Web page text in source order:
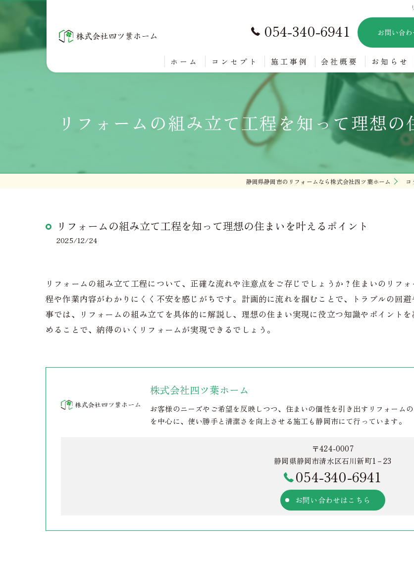
054-340-6941 お問い合
ホーム コンセプト 施工事例 会社概要 お知らせ
リフォームの組み立て工程を知って理想
静岡県静岡市のリフォームなら株式会社四ツ葉ホーム コ
リフォームの組み立て工程を知って理想の住まいを叶えるポイント
2025/12/24
リフォームの組み立て工程について、正確な流れや注意点をご存じでしょうか？住まいのリフ
程や作業内容がわかりにくく不安を感じがちです。計画的に流れを掴むことで、トラブルの回
事では、リフォームの組み立てを具体的に解説し、理想の住まい実現に役立つ知識やポイント
めることで、納得のいくリフォームが実現できるでしょう。
株式会社四ツ葉ホーム
お客様のニーズやご希望を反映しつつ、住まいの個性を引き出すリフォーム
を中心に、使い勝手と清潔さを向上させる施工も静岡市にて行っています。
〒424-0007
静岡県静岡市清水区石川新町1－23
054-340-6941
お問い合わせはこちら